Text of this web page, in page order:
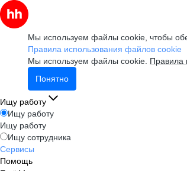
Мы используем файлы cookie, чтобы
Правила использования файлов cookie
Мы используем файлы cookie. Правила
Понятно
Ищу работу
Ищу работу
Ищу работу
Ищу сотрудника
Сервисы
Помощь